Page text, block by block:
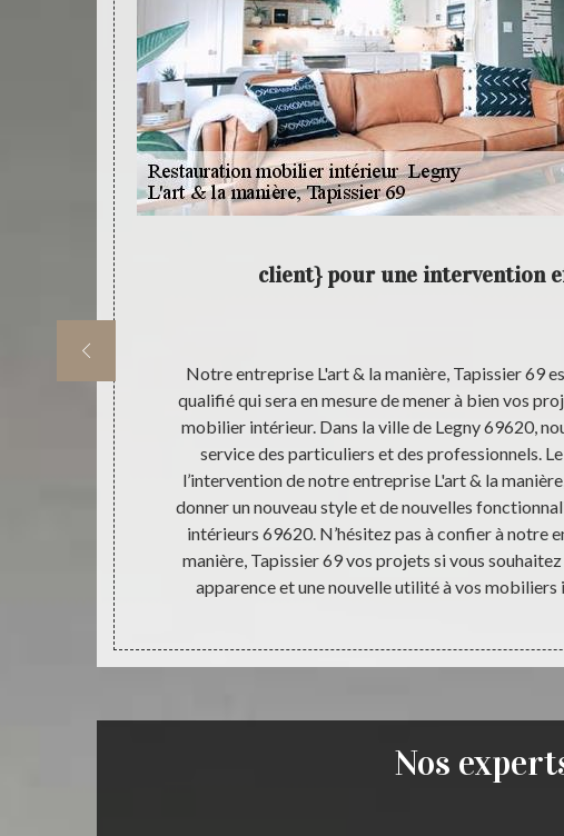
client} pour une intervention
Notre entreprise L'art & la manière, Tapissier 69
qualifié qui sera en mesure de mener à bien vos
mobilier intérieur. Dans la ville de Legny 69620,
service des particuliers et des professionnels.
l’intervention de notre entreprise L'art & la
donner un nouveau style et de nouvelles
intérieurs 69620. N’hésitez pas à confier à notre
manière, Tapissier 69 vos projets si vous
apparence et une nouvelle utilité à vos
Nos